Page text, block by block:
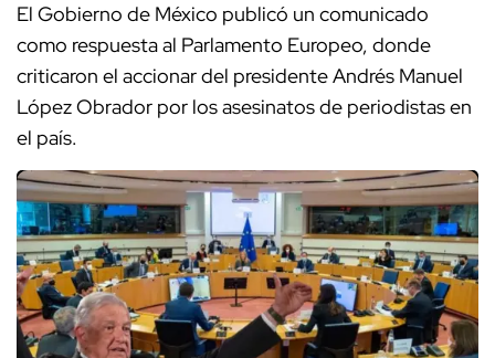
El Gobierno de México publicó un comunicado
como respuesta al Parlamento Europeo, donde
criticaron el accionar del presidente Andrés Manuel
López Obrador por los asesinatos de periodistas en
el país.